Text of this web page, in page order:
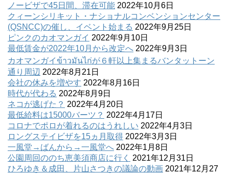
ノービザで45日間、滞在可能 2022年10月6日
クィーンシリキット・ナショナルコンベンションセンター
(QSNCC)の催し、イベント始まる 2022年9月25日
ピンクのカオマンガイ 2022年9月10日
最低賃金が2022年10月から改定へ 2022年9月3日
カオマンガイข้าวมันไก่が６軒以上集まるバンタットーン
通り周辺 2022年8月21日
会社の休みを増やす 2022年8月16日
時代が代わる 2022年8月9日
ネコが逃げた？ 2022年4月20日
最低給料は15000バーツ？ 2022年4月17日
コロナでポロが着れるのはうれしい 2022年4月3日
ロングステイビザを15ヵ月取得 2022年3月3日
一風堂→ばんから→一風堂へ 2022年1月8日
公園周回ののち恵美須商店に行く
2021年12月31日
ひろゆき＆成田、片山さつきの議論の動画 2021年12月27